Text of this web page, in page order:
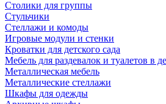
Столики для группы
Стульчики
Стеллажи и комоды
Игровые модули и стенки
Кроватки для детского сада
Мебель для раздевалок и туалетов в
Металлическая мебель
Металлические стеллажи
Шкафы для одежды